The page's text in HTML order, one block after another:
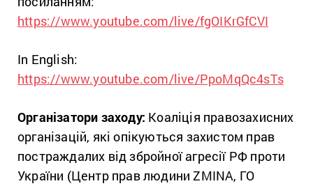
https://www.youtube.com/live/fgOIKrGfCVI
In English:
https://www.youtube.com/live/PpoMqQc4sTs
Організатори заходу: Коаліція правозахисних
організацій, які опікуються захистом прав
постраждалих від збройної агресії РФ проти
України (Центр прав людини ZMINA, ГО